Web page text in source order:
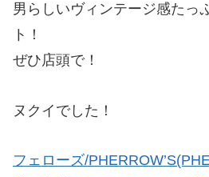
男らしいヴィンテージ感たっ
ト！
ぜひ店頭で！
ヌクイでした！
フェローズ/